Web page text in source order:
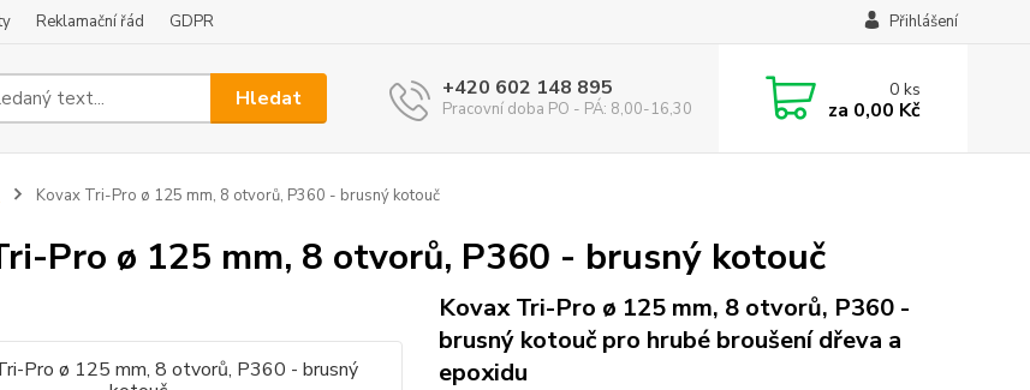
Reklamační řád GDPR Přihlášení
Hledat +420 602 148 895
Pracovní doba PO - PÁ: 8,00-16,30
0ks
za 0,00 Kč
Kovax Tri-Pro ø 125 mm, 8 otvorů, P360 - brusný kotouč
Pro ø 125 mm, 8 otvorů, P360 - brusný kotouč
Kovax Tri-Pro ø 125 mm, 8 otvorů, P360 -
brusný kotouč pro hrubé broušení dřeva a
epoxidu